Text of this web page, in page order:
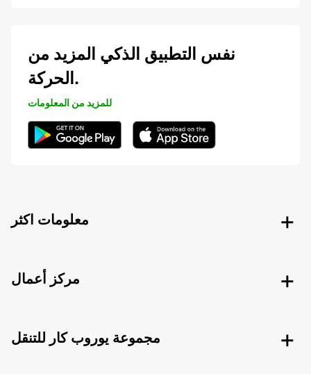
نفس التطبيق الذكي المزيد من
الحركة.
للمزيد من المعلومات
معلومات اكثر
مركز أعمال
مجموعة يوروب كار للتنقل